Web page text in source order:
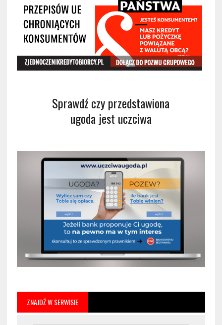
Sprawdź czy przedstawiona
ugoda jest uczciwa
ZNAJDŹ W SERWISIE